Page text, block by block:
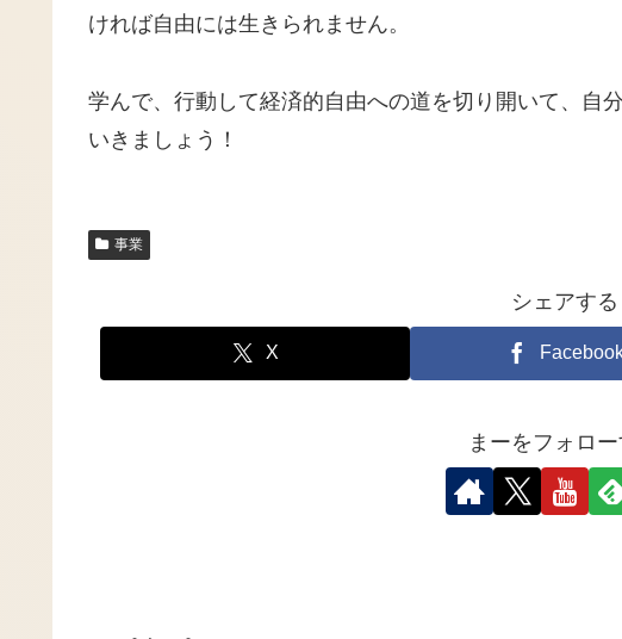
ければ自由には生きられません。
学んで、行動して経済的自由への道を切り開いて、自
いきましょう！
事業
シェアする
X
まーをフォロ